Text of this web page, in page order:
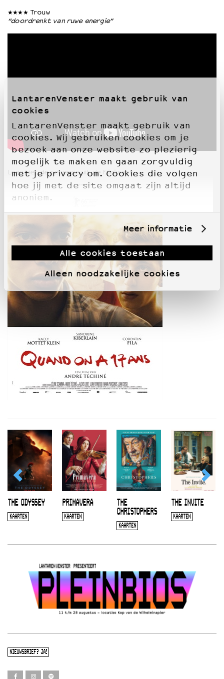
LantarenVenster maakt gebruik van
cookies
LantarenVenster maakt gebruik van
cookies. Wij gebruiken cookies om je
bezoek aan onze website zo plezierig
mogelijk te maken en gaan zorgvuldig
met je privacy om. Cookies die volgen
hoe jij met de site omgaat zijn altijd
anoniem.
Meer informatie
Alle cookies toestaan
Alleen noodzakelijke cookies
★★★★ Trouw
“doordrenkt van ruwe energie”
Lees hier de recensie uit de Filmkrant
THE ODYSSEY
KAARTEN
PRIMAVERA
KAARTEN
THE
CHRISTOPHERS
KAARTEN
THE INVITE
KAARTEN
NIEUWSBRIEF? JA!